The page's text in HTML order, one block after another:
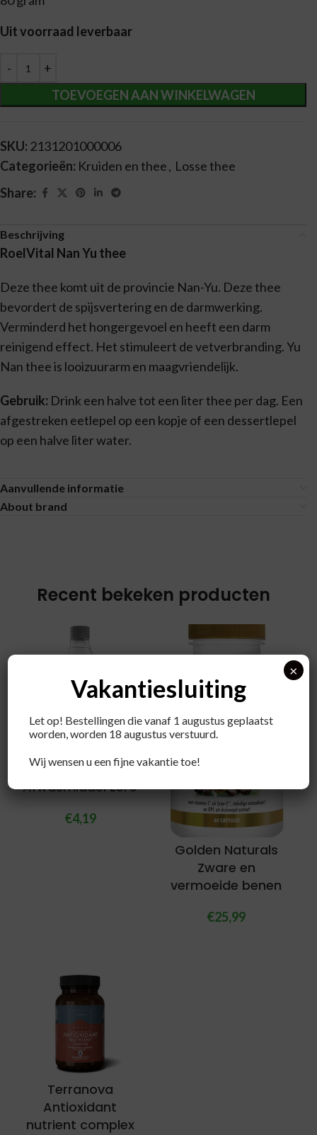
Uit voorraad leverbaar
TOEVOEGEN AAN WINKELWAGEN
Alternative:
SKU: 2131201000006
Categorieën: Kruiden en thee, Losse thee
Share:
Beschrijving
RoelVital Nan Yu thee
Deze thee komt uit de provincie Nan-Yu. Deze thee
bevordert de spijsvertering en de darmwerking.
Verminderd het hongergevoel en heeft een darm
reinigend effect. Het stimuleert de vetverbranding. Yu
Nan thee is looizuurarm en maagvriendelijk.
Gebruik: Drink een halve tot een liter thee per dag. Een
afgestreken eetlepel op een kopje of een dessertlepel
op een halve liter water.
Aanvullende informatie
About brand
Recent bekeken producten
Ecover
Afwasmiddel zero
€4,19
Golden Naturals
Zware en
vermoeide benen
€25,99
Terranova
Antioxidant
nutrient complex
Vakantiesluiting
Let op! Bestellingen die vanaf 1 augustus geplaatst
worden, worden 18 augustus verstuurd.
Wij wensen u een fijne vakantie toe!
×